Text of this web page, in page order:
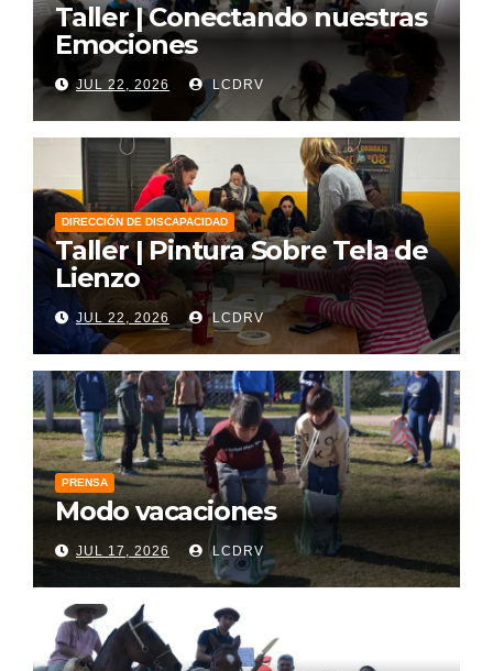
Taller | Conectando nuestras
Emociones
JUL 22, 2026 LCDRV
DIRECCIÓN DE DISCAPACIDAD
Taller | Pintura Sobre Tela de
Lienzo
JUL 22, 2026 LCDRV
PRENSA
Modo vacaciones
JUL 17, 2026 LCDRV